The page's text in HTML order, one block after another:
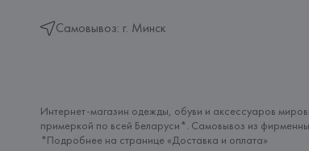
Самовывоз: г. Минск
Интернет-магазин одежды, обуви и аксессуаров
примеркой по всей Беларуси*. Самовывоз из
*Подробнее на странице «Доставка и оплата»